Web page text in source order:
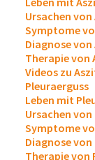
Ursachen von
Symptome
Diagnose von
Therapie von
Videos zu
Pleuraerguss
Leben mit
Ursachen
Symptome
Diagnose
Therapie von
ohne
„Ärzte